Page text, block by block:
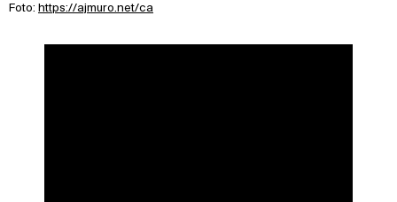
Foto: https://ajmuro.net/ca